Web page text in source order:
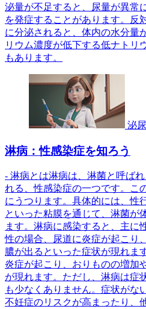
泌量が不足すると、尿量が異常
を発症することがあります。反
に分泌されると、体内の水分量
リウム濃度が低下する低ナトリ
もあります。
泌
淋病：性感染症を知ろう
- 淋病とは淋病は、淋菌と呼ば
れる、性感染症の一つです。こ
にうつります。具体的には、性
といった粘膜を通じて、淋菌が
ます。淋病に感染すると、主に
性の場合、尿道に炎症が起こり
膿が出るといった症状が現れま
炎症が起こり、おりものの増加
が現れます。ただし、淋病は症
も少なくありません。症状がな
不妊症のリスクが高まったり、